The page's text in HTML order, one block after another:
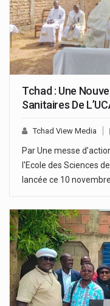
Tchad : Une
Sanitaires De
Tchad View Media
Par Une messe
l'Ecole des Sciences
lancée ce 10